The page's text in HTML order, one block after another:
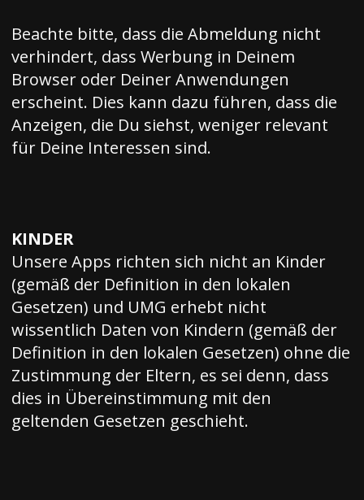
Beachte bitte, dass die Abmeldung nicht
verhindert, dass Werbung in Deinem
Browser oder Deiner Anwendungen
erscheint. Dies kann dazu führen, dass die
Anzeigen, die Du siehst, weniger relevant
für Deine Interessen sind.
KINDER
Unsere Apps richten sich nicht an Kinder
(gemäß der Definition in den lokalen
Gesetzen) und UMG erhebt nicht
wissentlich Daten von Kindern (gemäß der
Definition in den lokalen Gesetzen) ohne die
Zustimmung der Eltern, es sei denn, dass
dies in Übereinstimmung mit den
geltenden Gesetzen geschieht.